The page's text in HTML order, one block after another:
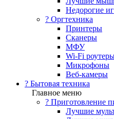
Недорогие
?️ Оргтехника
Принтеры
Сканеры
МФУ
Wi-Fi
Микрофоны
Веб-камеры
? Бытовая техника
Главное меню
? Приготовление
Лучшие